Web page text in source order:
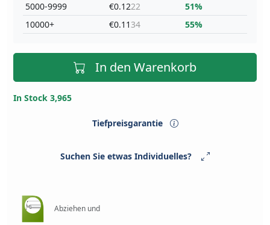
5000-9999
10000+
€0.1222
€0.1134
51%
55%
In den Warenkorb
In Stock 3,965
Tiefpreisgarantie
Suchen Sie etwas Individuelles?
Abziehen und